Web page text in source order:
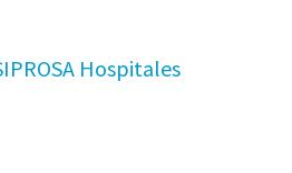
Hospitales